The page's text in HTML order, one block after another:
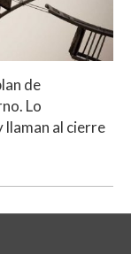
de
Lo
al cierre